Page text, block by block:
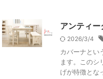
アンティ
2026/3/4
カバーナとい
ます。このシ
げが特徴とな